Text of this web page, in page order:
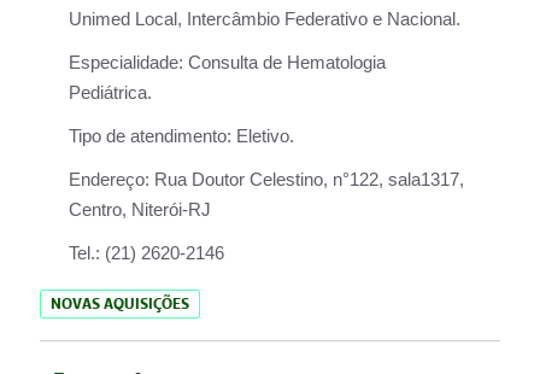
Unimed Local, Intercâmbio Federativo e Nacional.
Especialidade: Consulta de Hematologia
Pediátrica.
Tipo de atendimento: Eletivo.
Endereço: Rua Doutor Celestino, n°122, sala1317,
Centro, Niterói-RJ
Tel.: (21) 2620-2146
NOVAS AQUISIÇÕES